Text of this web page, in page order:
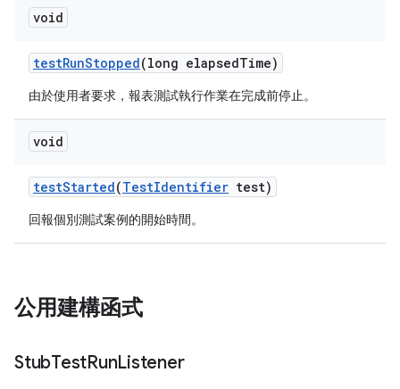
void
testRunStopped(long elapsedTime)
由於使用者要求，報表測試執行作業在完成前停止。
void
testStarted(TestIdentifier test)
回報個別測試案例的開始時間。
公用建構函式
StubTestRunListener